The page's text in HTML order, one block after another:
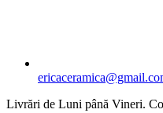
Livrări de Luni până Vineri.